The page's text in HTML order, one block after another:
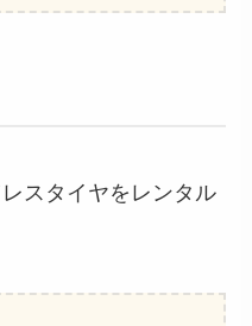
スタイヤをレンタル